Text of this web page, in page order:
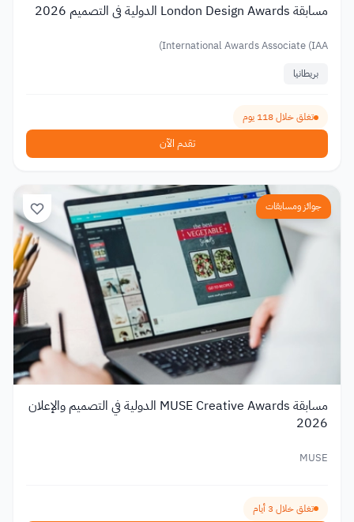
مسابقة London Design Awards الدولية في التصميم 2026
International Awards Associate (IAA)
بريطانيا
تغلق خلال 118 يوم
تقدم الآن
جوائز ومسابقات
مسابقة MUSE Creative Awards الدولية في التصميم والإعلان
2026
MUSE
تغلق خلال 3 أيام